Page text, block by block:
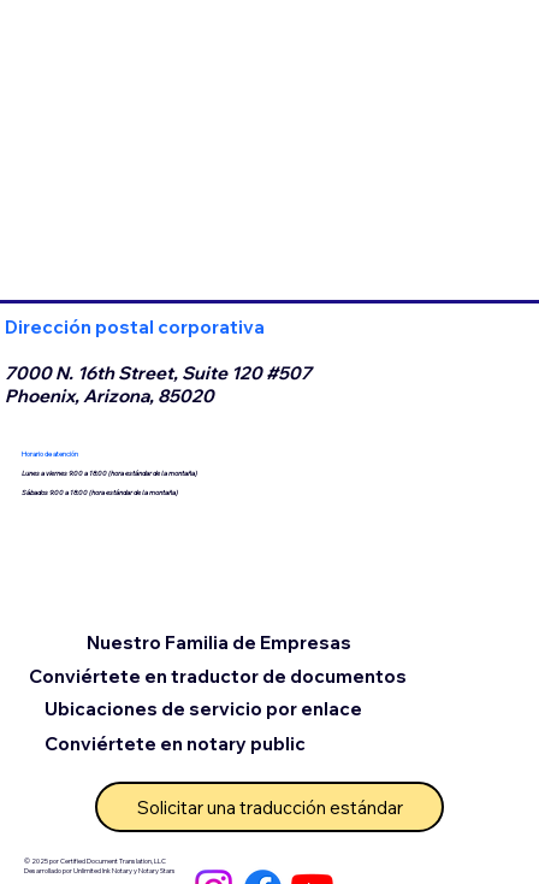
Dirección postal corporativa
7000 N. 16th Street, Suite 120 #507
Phoenix, Arizona, 85020
Horario de atención
Lunes a viernes 9:00 a 18:00 (hora estándar de la montaña)
Sábados 9:00 a 18:00 (hora estándar de la montaña)
© 2025 por Certified Document Translation, LLC
Desarrollado por Unlimited Ink Notary y Notary Stars
Conviértete en traductor de documentos
Ubicaciones de servicio por enlace
Nuestro Familia de Empresas
Conviértete en notary public
Solicitar una traducción estándar